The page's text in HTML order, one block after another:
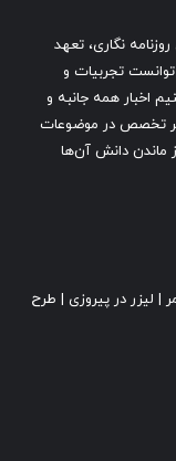
نگاری، تعهد
۱۴۰۴ تاسیس شد و توانست تجربیات و
اخبار همه جانبه و
نظر تخصص در موضوعات
ماندن دانش آن‌ها
لیزر در پیروزی
طرح